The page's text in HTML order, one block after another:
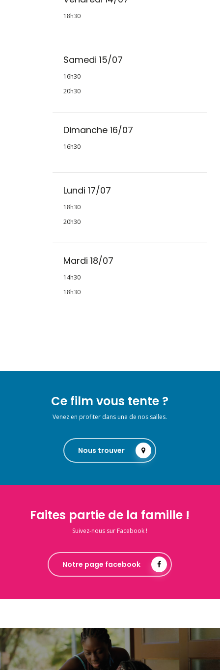
18h30
Samedi 15/07
16h30
20h30
Dimanche 16/07
16h30
Lundi 17/07
18h30
20h30
Mardi 18/07
14h30
18h30
Ce film vous tente ?
Venez en profiter dans une de nos salles.
Nous trouver
Faites partie de la famille !
Suivez-nous sur Facebook !
Notre page facebook